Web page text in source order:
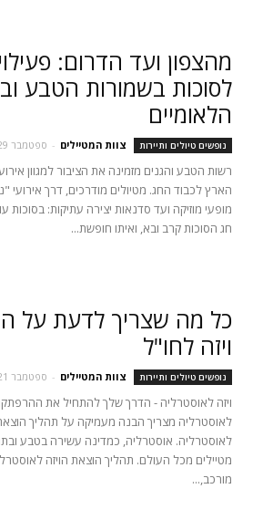
טיולים
מהצפון ועד הדרום:
לסוכות בשמורות הטבע
הלאומיים
נופשים טיולים ותיירות צוות המטיילים - ספטמבר 29, 2025
רשות הטבע והגנים מזמינה את הציבור למגוון
הארץ לכבוד החג. מטיולים מודרכים, דרך אירועי
מופעי מוזיקה ועד סדנאות יצירה עתיקות: בסוכות
חג הסוכות קרב ובא, ואיתו חופשת...
כל מה שצריך לדעת על
ויזה לחו"ל
נופשים טיולים ותיירות צוות המטיילים - ספטמבר 21, 2025
ויזה לאוסטרליה - הדרך שלך להתחיל את
לאוסטרליה מצריך הבנה מעמיקה על תהליך
לאוסטרליה. אוסטרליה, כמדינה עשירה בטבע
מטיילים מכל העולם. תהליך הוצאת הויזה
מורכב,...